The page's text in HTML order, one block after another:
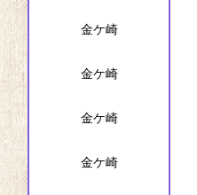
金ケ崎
金ケ崎
金ケ崎
金ケ崎